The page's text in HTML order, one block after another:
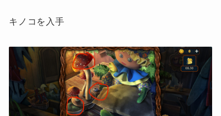
キノコを入手